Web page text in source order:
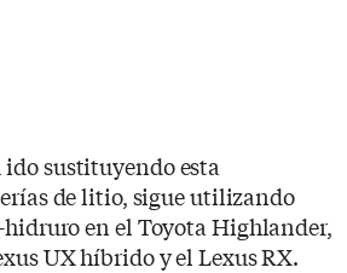
sustituyendo esta
de litio, sigue utilizando
en el Toyota Highlander,
UX híbrido y el Lexus RX.